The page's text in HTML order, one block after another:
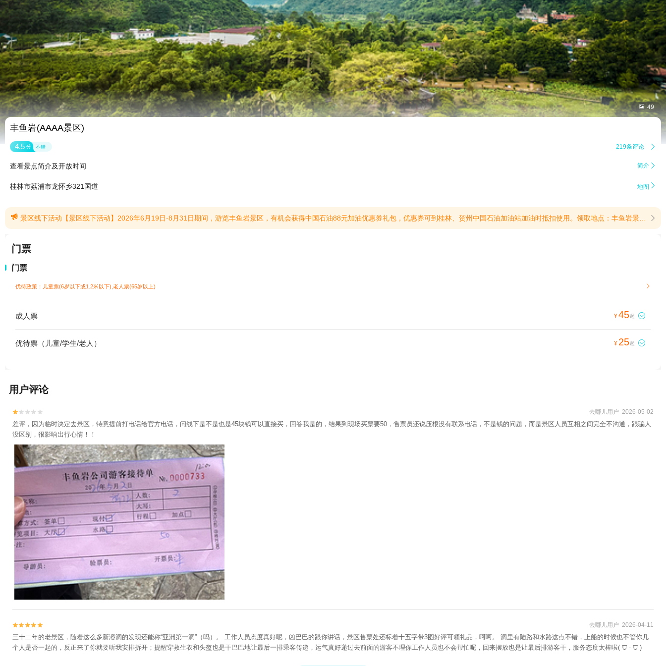
 49
丰鱼岩(AAAA景区)
4.5 分 不错 219条评论 
查看景点简介及开放时间 简介 
桂林市荔浦市龙怀乡321国道 地图 
 景区线下活动【景区线下活动】2026年6月19日-8月31日期间，游览丰鱼岩景区，有机会获得中国石油88元加油优惠券礼包，优惠券可到桂林、贺州中国石油加油站加油时抵扣使用。领取地点：丰鱼岩景区售票处(提示有效期2026/6/18至2026/8/31) 
门票
门票
优待政策：儿童票(6岁以下或1.2米以下),老人票(65岁以上) 
成人票 ¥45起 
优待票（儿童/学生/老人） ¥ 25起 
用户评论

 去哪儿用户 2026-05-02
差评，因为临时决定去景区，特意提前打电话给官方电话，问线下是不是也是45块钱可以直接买，回答我是的，结果到现场买票要50，售票员还说压根没有联系电话，不是钱的问题，而是景区人员互相之间完全不沟通，跟骗人
没区别，很影响出行心情！！

 去哪儿用户 2026-04-11
三十二年的老景区，随着这么多新溶洞的发现还能称“亚洲第一洞”（吗）。 工作人员态度真好呢，凶巴巴的跟你讲话，景区售票处还标着十五字带3图好评可领礼品，呵呵。 洞里有陆路和水路这点不错，上船的时候也不管你几
个人是否一起的，反正来了你就要听我安排拆开；提醒穿救生衣和头盔也是干巴巴地让最后一排乘客传递，运气真好递过去前面的游客不理你工作人员也不会帮忙呢，回来摆放也是让最后排游客干，服务态度太棒啦( ⩌ - ⩌ )